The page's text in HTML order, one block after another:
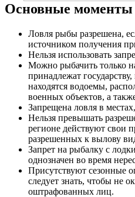
Основные моменты
Ловля рыбы разрешена,
источником получения
Нельзя использовать
Можно рыбачить только
принадлежат
находятся водоемы,
военных объектов, а
Запрещена ловля в
Нельзя превышать
регионе действуют свои
разрешенных к вылову
Запрет на рыбалку с
однозначен во время
Присутствуют сезонные
следует знать, чтобы не
оштрафованных лиц.